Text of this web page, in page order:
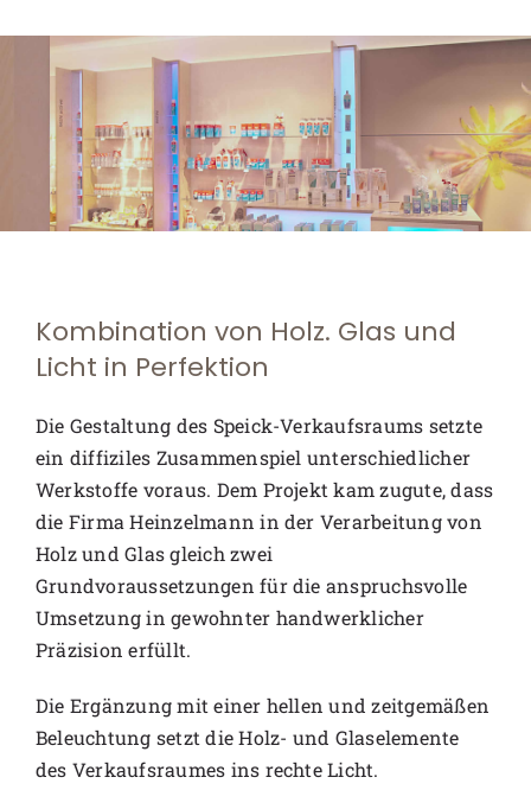
Kombination von Holz. Glas und
Licht in Perfektion
Die Gestaltung des Speick-Verkaufsraums setzte
ein diffiziles Zusammenspiel unterschiedlicher
Werkstoffe voraus. Dem Projekt kam zugute, dass
die Firma Heinzelmann in der Verarbeitung von
Holz und Glas gleich zwei
Grundvoraussetzungen für die anspruchsvolle
Umsetzung in gewohnter handwerklicher
Präzision erfüllt.
Die Ergänzung mit einer hellen und zeitgemäßen
Beleuchtung setzt die Holz- und Glaselemente
des Verkaufsraumes ins rechte Licht.